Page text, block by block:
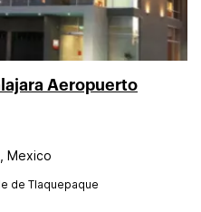
Aeropuerto
Mexico
de Tlaquepaque